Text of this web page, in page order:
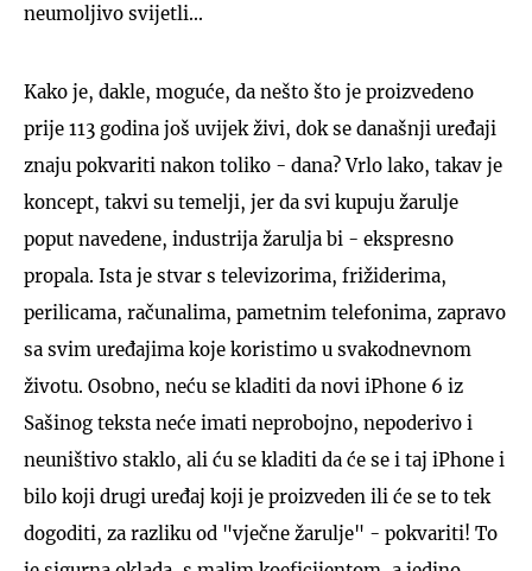
neumoljivo svijetli...
Kako je, dakle, moguće, da nešto što je proizvedeno
prije 113 godina još uvijek živi, dok se današnji uređaji
znaju pokvariti nakon toliko - dana? Vrlo lako, takav je
koncept, takvi su temelji, jer da svi kupuju žarulje
poput navedene, industrija žarulja bi - ekspresno
propala. Ista je stvar s televizorima, frižiderima,
perilicama, računalima, pametnim telefonima, zapravo
sa svim uređajima koje koristimo u svakodnevnom
životu. Osobno, neću se kladiti da novi iPhone 6 iz
Sašinog teksta neće imati neprobojno, nepoderivo i
neuništivo staklo, ali ću se kladiti da će se i taj iPhone i
bilo koji drugi uređaj koji je proizveden ili će se to tek
dogoditi, za razliku od "vječne žarulje" - pokvariti! To